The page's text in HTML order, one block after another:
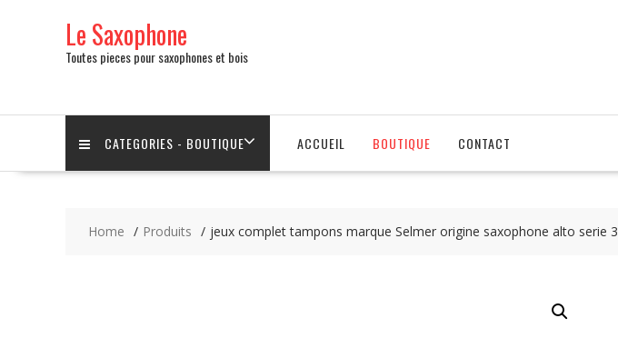
Le Saxophone
Toutes pieces pour saxophones et bois
CATEGORIES - BOUTIQUE ACCUEIL BOUTIQUE CONTACT
Home Produits jeux complet tampons marque Selmer origine saxophone alto serie 3